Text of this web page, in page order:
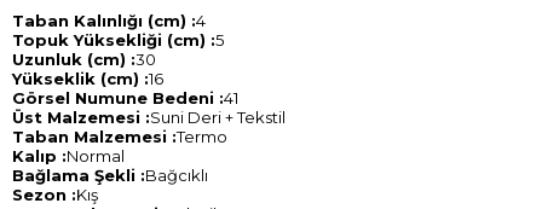
Taban Kalınlığı (cm) :4
Topuk Yüksekliği (cm) :5
Uzunluk (cm) :30
Yükseklik (cm) :16
Görsel Numune Bedeni :41
Üst Malzemesi :Suni Deri + Tekstil
Taban Malzemesi :Termo
Kalıp :Normal
Bağlama Şekli :Bağcıklı
Sezon :Kış